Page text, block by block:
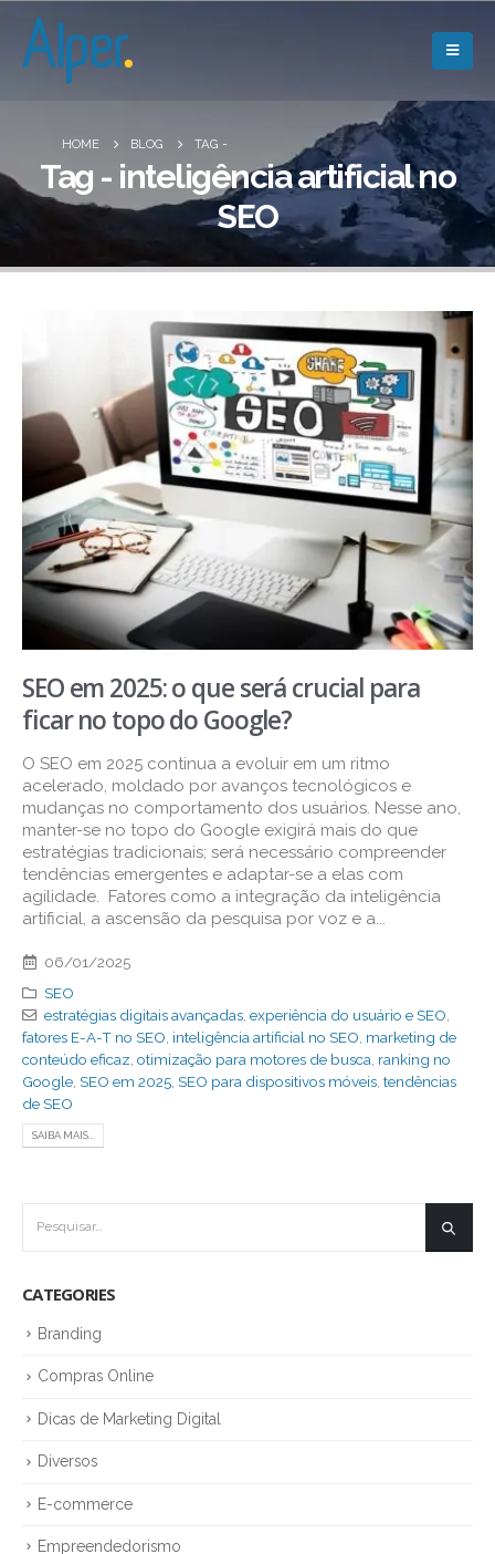
HOME BLOG TAG -
Tag - inteligência artificial no
SEO
SEO em 2025: o que será crucial para
ficar no topo do Google?
O SEO em 2025 continua a evoluir em um ritmo
acelerado, moldado por avanços tecnológicos e
mudanças no comportamento dos usuários. Nesse ano,
manter-se no topo do Google exigirá mais do que
estratégias tradicionais; será necessário compreender
tendências emergentes e adaptar-se a elas com
agilidade. Fatores como a integração da inteligência
artificial, a ascensão da pesquisa por voz e a...
06/01/2025
SEO
estratégias digitais avançadas, experiência do usuário e SEO
fatores E-A-T no SEO inteligência artificial no SEO marketing de
conteúdo eficaz otimização para motores de busca ranking no
Google SEO em 2025 SEO para dispositivos móveis tendências
de SEO
SAIBA MAIS...
CATEGORIES
Branding
Compras Online
Dicas de Marketing Digital
Diversos
E-commerce
Empreendedorismo